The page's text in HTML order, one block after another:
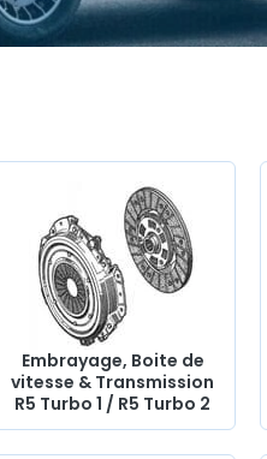
Embrayage, Boite de
vitesse & Transmission
R5 Turbo 1 / R5 Turbo 2